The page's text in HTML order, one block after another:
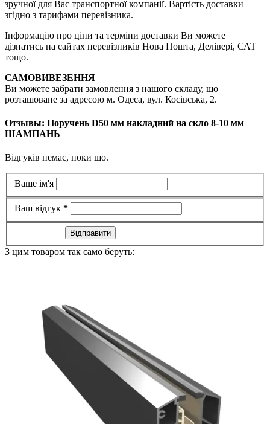
зручної для Вас транспортної компанії. Вартість доставки
згідно з тарифами перевізника.
Інформацію про ціни та терміни доставки Ви можете
дізнатись на сайтах перевізників Нова Пошта, Делівері, САТ
тощо.
САМОВИВЕЗЕННЯ
Ви можете забрати замовлення з нашого складу, що
розташоване за адресою м. Одеса, вул. Косівська, 2.
Отзывы: Поручень D50 мм накладний на скло 8-10 мм
ШАМПАНЬ
Відгуків немає, поки що.
Ваше ім'я
Ваш відгук *
Відправити
З цим товаром так само беруть: